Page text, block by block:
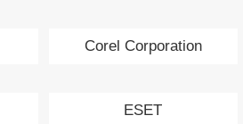
Corel Corporation
ESET